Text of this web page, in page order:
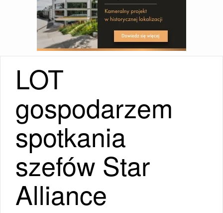
LOT
gospodarzem
spotkania
szefów Star
Alliance